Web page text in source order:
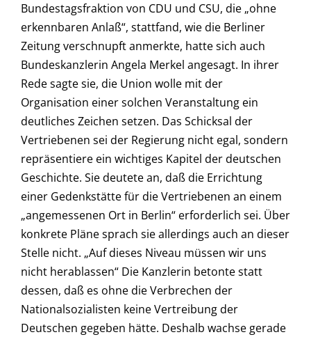
Bundestagsfraktion von CDU und CSU, die „ohne
erkennbaren Anlaß“, stattfand, wie die Berliner
Zeitung verschnupft anmerkte, hatte sich auch
Bundeskanzlerin Angela Merkel angesagt. In ihrer
Rede sagte sie, die Union wolle mit der
Organisation einer solchen Veranstaltung ein
deutliches Zeichen setzen. Das Schicksal der
Vertriebenen sei der Regierung nicht egal, sondern
repräsentiere ein wichtiges Kapitel der deutschen
Geschichte. Sie deutete an, daß die Errichtung
einer Gedenkstätte für die Vertriebenen an einem
„angemessenen Ort in Berlin“ erforderlich sei. Über
konkrete Pläne sprach sie allerdings auch an dieser
Stelle nicht. „Auf dieses Niveau müssen wir uns
nicht herablassen“ Die Kanzlerin betonte statt
dessen, daß es ohne die Verbrechen der
Nationalsozialisten keine Vertreibung der
Deutschen gegeben hätte. Deshalb wachse gerade